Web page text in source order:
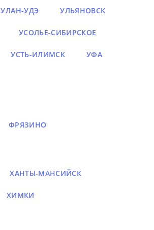
УЛАН-УДЭ УЛЬЯНОВСК
УСОЛЬЕ-СИБИРСКОЕ
УСТЬ-ИЛИМСК УФА
ФРЯЗИНО
ХАНТЫ-МАНСИЙСК
ХИМКИ